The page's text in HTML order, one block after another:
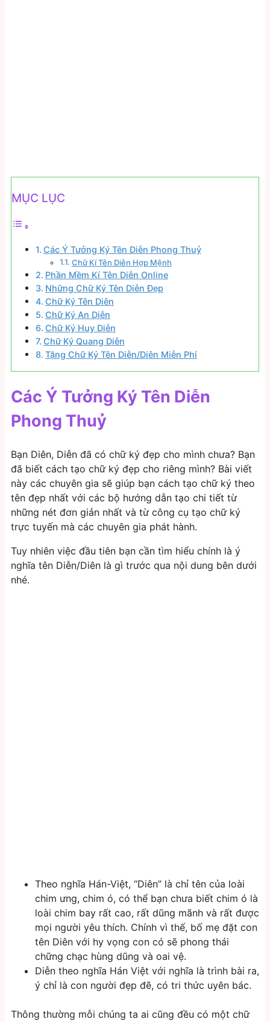
MỤC LỤC
Các Ý Tưởng Ký Tên Diễn Phong Thuỷ
Chữ Kí Tên Diễn Hợp Mệnh
Phần Mềm Kí Tên Diễn Online
Những Chữ Ký Tên Diễn Đẹp
Chữ Ký Tên Diên
Chữ Ký An Diễn
Chữ Ký Huy Diễn
Chữ Ký Quang Diễn
Tặng Chữ Ký Tên Diễn/Diên Miễn Phí
Các Ý Tưởng Ký Tên Diễn
Phong Thuỷ
Bạn Diên, Diễn đã có chữ ký đẹp cho mình chưa? Bạn
đã biết cách tạo chữ ký đẹp cho riêng mình? Bài viết
này các chuyên gia sẽ giúp bạn cách tạo chữ ký theo
tên đẹp nhất với các bộ hướng dẫn tạo chi tiết từ
những nét đơn giản nhất và từ công cụ tạo chữ ký
trực tuyến mà các chuyên gia phát hành.
Tuy nhiên việc đầu tiên bạn cần tìm hiểu chính là ý
nghĩa tên Diễn/Diên là gì trước qua nội dung bên dưới
nhé.
Theo nghĩa Hán-Việt, “Diên” là chỉ tên của loài
chim ưng, chim ó, có thể bạn chưa biết chim ó là
loài chim bay rất cao, rất dũng mãnh và rất được
mọi người yêu thích. Chính vì thế, bố mẹ đặt con
tên Diên với hy vọng con có sẽ phong thái
chững chạc hùng dũng và oai vệ.
Diễn theo nghĩa Hán Việt với nghĩa là trình bài ra,
ý chỉ là con người đẹp đẽ, có tri thức uyên bác.
Thông thường mỗi chúng ta ai cũng đều có một chữ